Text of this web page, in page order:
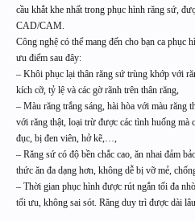
cầu khắt khe nhất trong phục hình răng sứ,
CAD/CAM.
Công nghệ có thể mang đến cho bạn ca phục
ưu điểm sau đây:
– Khôi phục lại thân răng sứ trùng khớp với
kích cỡ, tỷ lệ và các gờ rãnh trên thân răng,
– Màu răng trắng sáng, hài hòa với màu răng
với răng thật, loại trừ được các tình huống mà
đục, bị đen viên, hở kẽ,…,
– Răng sứ có độ bền chắc cao, ăn nhai đảm
thức ăn đa dạng hơn, không dễ bị vỡ mẻ,
– Thời gian phục hình được rút ngắn tối đa
tối ưu, không sai sót. Răng duy trì được dài